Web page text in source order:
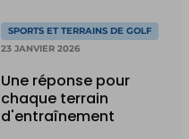
SPORTS ET TERRAINS DE GOLF
23 JANVIER 2026
Une réponse pour
chaque terrain
d'entraînement